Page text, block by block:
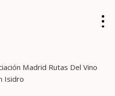
Madrid Rutas Del Vino
Isidro